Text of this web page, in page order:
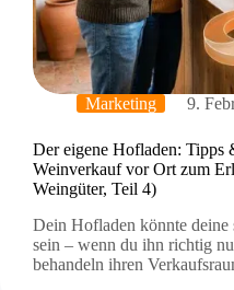
Marketing 9.
Der eigene Hofladen: Tipps
Weinverkauf vor Ort zum
Weingüter, Teil 4)
Dein Hofladen könnte deine
sein – wenn du ihn richtig
behandeln ihren